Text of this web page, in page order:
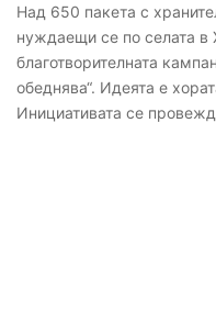
Над 650 пакета с
нуждаещи се по селата в
благотворителната
обеднява“. Идеята е
Инициативата се